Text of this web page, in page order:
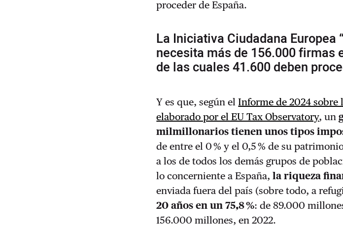
proceder de España.
La Iniciativa Ciudadana Europea
necesita más de 156.000 firmas
de las cuales 41.600 deben
Y es que, según elInforme de 2024 sobre
elaborado por el EU Tax Observatory, un
milmillonarios tienen unos tipos
de entre el 0 % y el 0,5 % de su
a los de todos los demás grupos de
lo concerniente a España,la riqueza
enviada fuera del país (sobre todo, a
20 años en un 75,8 %: de 89.000
156.000 millones, en 2022.